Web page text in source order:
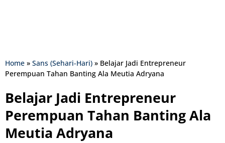
Home » Sans (Sehari-Hari) » Belajar Jadi Entrepreneur
Perempuan Tahan Banting Ala Meutia Adryana
Belajar Jadi Entrepreneur
Perempuan Tahan Banting Ala
Meutia Adryana